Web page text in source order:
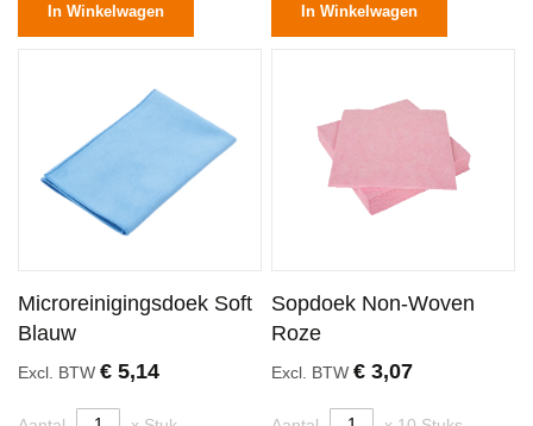
In Winkelwagen In Winkelwagen
Microreinigingsdoek Soft
Blauw
Excl. BTW € 5,14
Sopdoek Non-Woven
Roze
Excl. BTW€ 3,07